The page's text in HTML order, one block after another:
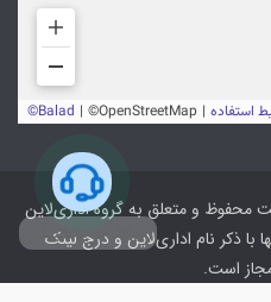
ارتباط با پشتیبانی
و متعلق به گروه اداری‌لاین
با ذکر نام اداری‌لاین و درج لینک
است.